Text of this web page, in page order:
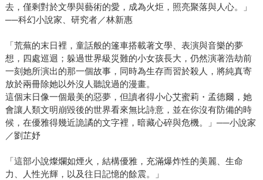
去，僅剩對於文學與藝術的愛，成為火炬，照亮聚落與人心。」
──科幻小說家、研究者／林新惠
「荒蕪的末日裡，童話般的篷車搭載著文學、表演與音樂的夢
想，四處巡迴；躲過世界級災難的小女孩長大，仍然演著浩劫前
一刻她所演出的那一個故事，同時為生存而習於殺人，將純真寄
放於兩冊除她以外沒人聽說過的漫畫。
這個末日像一個最美的惡夢，但讀者得小心艾蜜莉・孟德爾，她
會讓人類文明崩毀後的世界看來無比詩意，並在你沒有防備的時
候，在優雅得幾近詭譎的文字裡，暗藏心碎與危機。」──小說家
／劉芷妤
「這部小說燦爛如煙火，結構優雅，充滿爆炸性的美麗、生命
力、人性光輝，以及往日記憶的餘震。」